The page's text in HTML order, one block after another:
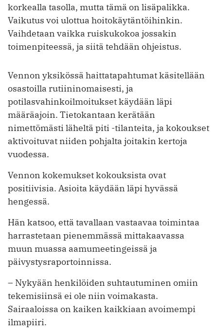
korkealla tasolla, mutta tämä on lisäpalikka.
Vaikutus voi ulottua hoitokäytäntöihinkin.
Vaihdetaan vaikka ruiskukokoa jossakin
toimenpiteessä, ja siitä tehdään ohjeistus.
Vennon yksikössä haittatapahtumat käsitellään
osastoilla rutiininomaisesti, ja
potilasvahinkoilmoitukset käydään läpi
määräajoin. Tietokantaan kerätään
nimettömästi läheltä piti -tilanteita, ja kokoukset
aktivoituvat niiden pohjalta joitakin kertoja
vuodessa.
Vennon kokemukset kokouksista ovat
positiivisia. Asioita käydään läpi hyvässä
hengessä.
Hän katsoo, että tavallaan vastaavaa toimintaa
harrastetaan pienemmässä mittakaavassa
muun muassa aamumeetingeissä ja
päivystysraportoinnissa.
– Nykyään henkilöiden suhtautuminen omiin
tekemisiinsä ei ole niin voimakasta.
Sairaaloissa on kaiken kaik­kiaan avoimempi
ilmapiiri.